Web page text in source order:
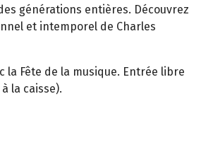
générations entières. Découvrez
et intemporel de Charles
la Fête de la musique. Entrée libre
la caisse).